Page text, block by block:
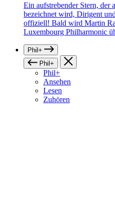
Ein aufstrebender Stern, der
bezeichnet wird, Dirigent
offiziell! Bald wird Martin
Luxembourg Philharmonic
Phil+
Phil+
Phil+
Ansehen
Lesen
Zuhören